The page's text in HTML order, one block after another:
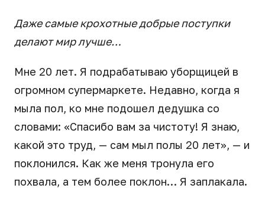
Даже самые крохотные добрые поступки
делают мир лучше…
Мне 20 лет. Я подрабатываю уборщицей в
огромном супермаркете. Недавно, когда я
мыла пол, ко мне подошел дедушка со
словами: «Спасибо вам за чистоту! Я знаю,
какой это труд, — сам мыл полы 20 лет», — и
поклонился. Как же меня тронула его
похвала, а тем более поклон… Я заплакала.